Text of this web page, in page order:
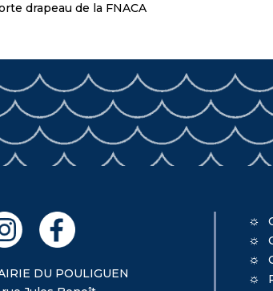
drapeau de la FNACA
DU POULIGUEN